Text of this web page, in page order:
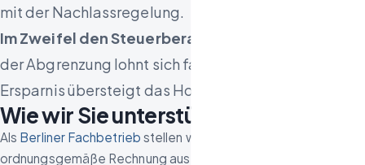
mit der Nachlassregelung.
Im Zweifel den Steuerberater fragen:
der Abgrenzung lohnt sich fachlicher Rat – die
Ersparnis übersteigt das Honorar oft deutlich.
Wie wir Sie unterstützen
Als Berliner Fachbetrieb stellen wir für jede Auflösung eine
ordnungsgemäße Rechnung aus – auf Wunsch mit getrennt